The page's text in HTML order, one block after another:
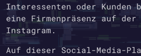
Interessenten oder Kunden
eine Firmenpräsenz auf
Instagram.
Auf dieser Social-Media-